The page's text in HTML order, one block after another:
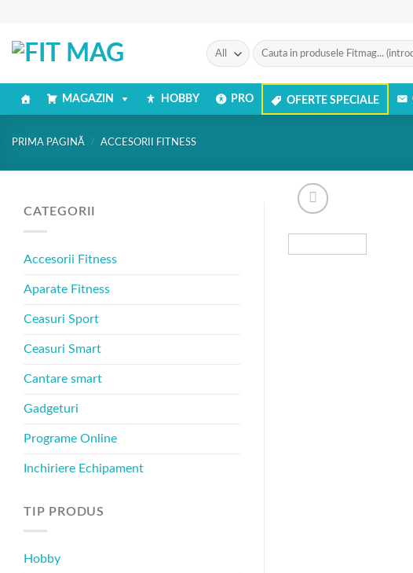
content
Caută
după:
MAGAZIN HOBBY PRO OFERTE SPECIALE
PRIMA PAGINĂ / ACCESORII FITNESS
CATEGORII
Accesorii Fitness
Aparate Fitness
Ceasuri Sport
Ceasuri Smart
Cantare smart
Gadgeturi
Programe Online
Inchiriere Echipament
TIP PRODUS
Hobby